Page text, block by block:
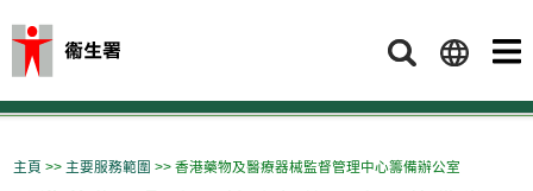
搜索
主頁 >> 主要服務範圍 >> 香港藥物及醫療器械監督管理中心籌備辦公室